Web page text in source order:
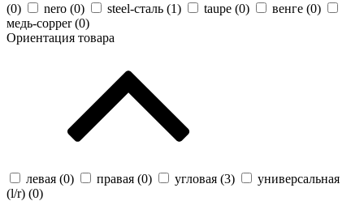
(0) nero (0) steel-сталь (1) taupe (0) венге (0)
медь-copper (0)
Ориентация товара
левая (0) правая (0) угловая (3)
универсальная
(l/r) (0)